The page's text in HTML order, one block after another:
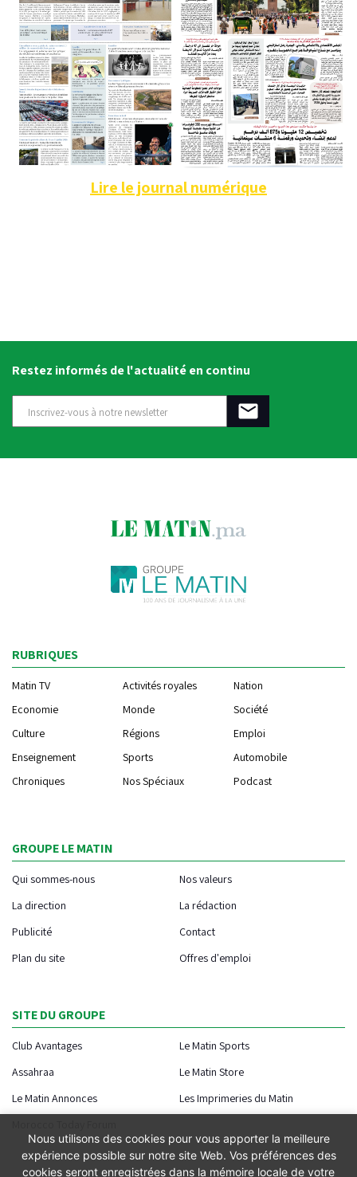
Lire le journal numérique
Restez informés de l'actualité en continu
RUBRIQUES
Matin TV Activités royales
Nation
Economie
Monde
Société
Culture
Régions
Emploi
Enseignement
Sports
Automobile
Chroniques
Nos Spéciaux Podcast
GROUPE LE MATIN
Qui sommes-nous
Nos valeurs
La direction
La rédaction
Publicité
Contact
Plan du site
Offres d'emploi
SITE DU GROUPE
Club Avantages
Le Matin Sports
Assahraa
Le Matin Store
Le Matin Annonces
Les Imprimeries du Matin
Nous utilisons des cookies pour vous apporter la meilleure
expérience possible sur notre site Web. Vos préférences des
cookies seront enregistrées dans la mémoire locale de votre